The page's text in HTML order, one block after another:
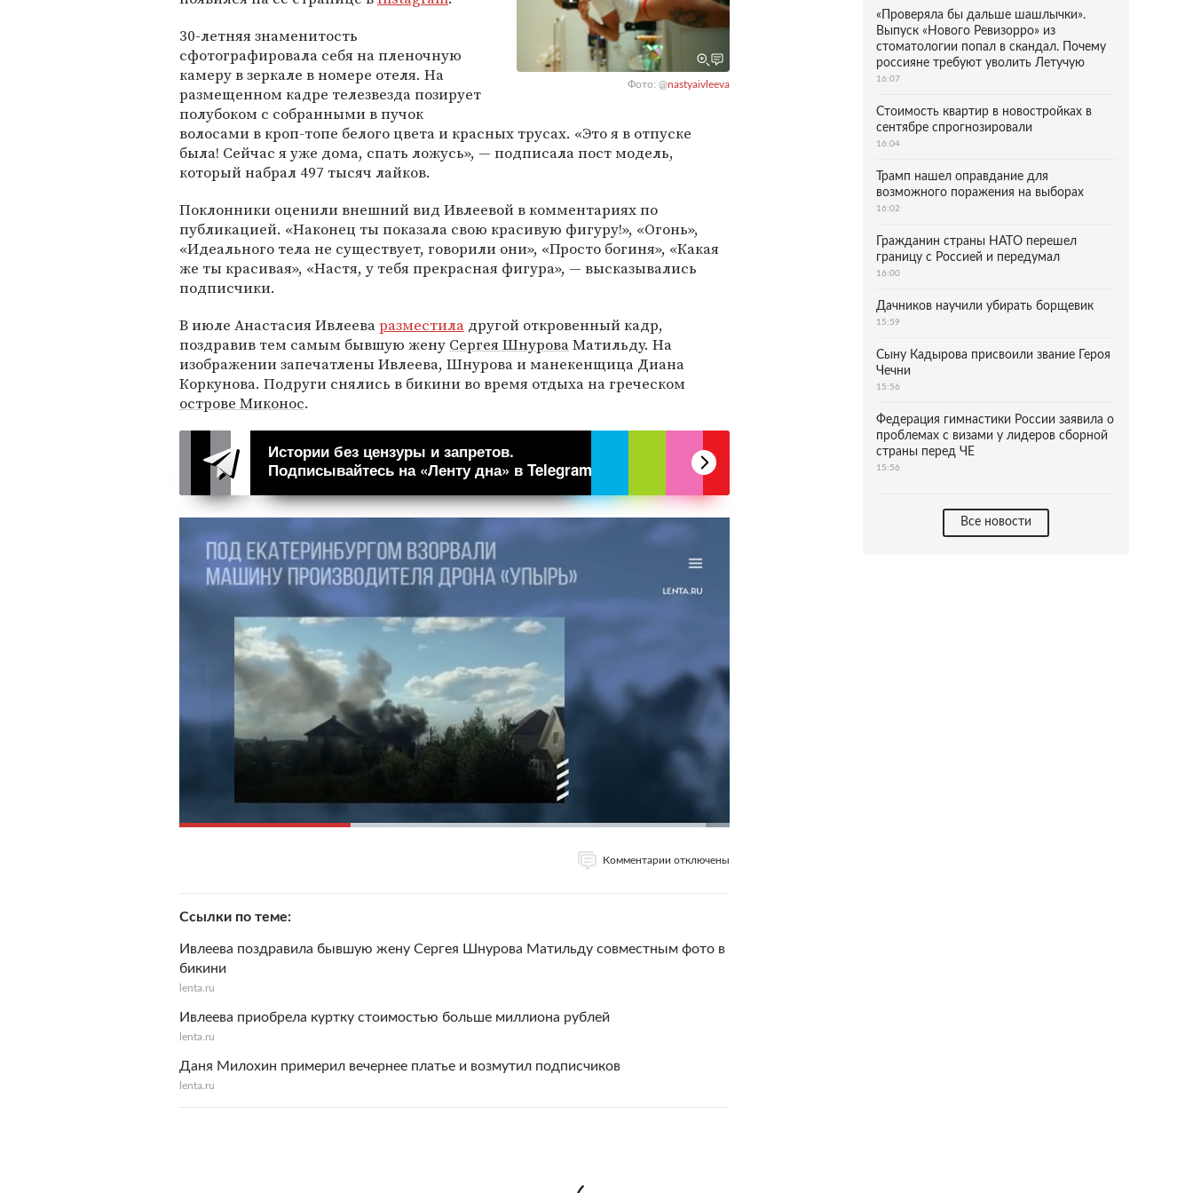
Фото: @nastyaivleeva
30-летняя знаменитость
сфотографировала себя на пленочную
камеру в зеркале в номере отеля. На
размещенном кадре телезвезда позирует
полубоком с собранными в пучок
волосами в кроп-топе белого цвета и красных трусах. «Это я в отпуске
была! Сейчас я уже дома, спать ложусь», — подписала пост модель,
который набрал 497 тысяч лайков.
Поклонники оценили внешний вид Ивлеевой в комментариях по
публикацией. «Наконец ты показала свою красивую фигуру!», «Огонь»,
«Идеального тела не существует, говорили они», «Просто богиня», «Какая
же ты красивая», «Настя, у тебя прекрасная фигура», — высказывались
подписчики.
В июле Анастасия Ивлееваразместила другой откровенный кадр,
поздравив тем самым бывшую жену Сергея ШнуроваМатильду. На
изображении запечатлены Ивлеева, Шнурова и манекенщица Диана
Коркунова. Подруги снялись в бикини во время отдыха на греческом
острове Миконос.
Истории без цензуры и запретов.
Подписывайтесь на «Ленту дна» в Telegram
Комментарии отключены
Ссылки по теме
Ивлеева поздравила бывшую жену Сергея Шнурова Матильду совместным фото в
бикини
lenta.ru
Ивлеева приобрела куртку стоимостью больше миллиона рублей
lenta.ru
Даня Милохин примерил вечернее платье и возмутил подписчиков
lenta.ru
«Проверяла бы дальше шашлычки».
Выпуск «Нового Ревизорро» из
стоматологии попал в скандал. Почему
россияне требуют уволить Летучую
16:07
Стоимость квартир в новостройках в
сентябре спрогнозировали
16:04
Трамп нашел оправдание для
возможного поражения на выборах
16:02
Гражданин страны НАТО перешел
границу с Россией и передумал
16:00
Дачников научили убирать борщевик
15:59
Сыну Кадырова присвоили звание Героя
Чечни
15:56
Федерация гимнастики России заявила о
проблемах с визами у лидеров сборной
страны перед ЧЕ
15:56
Все новости